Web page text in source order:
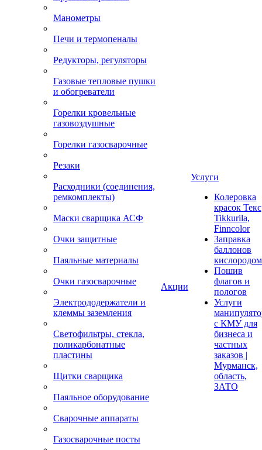
Манометры
Печи и термопеналы
Редукторы, регуляторы
Газовые тепловые пушки
и обогреватели
Горелки кровельные
газовоздушные
Горелки газосварочные
Резаки
Расходники (соединения,
ремкомплекты)
Маски сварщика АСФ
Очки защитные
Паяльные материалы
Очки газосварочные
Электрододержатели и
клеммы заземления
Светофильтры, стекла,
поликарбонатные
пластины
Щитки сварщика
Паяльное оборудование
Сварочные аппараты
Газосварочные посты
Акции
Услуги
Колеровка
красок
Tikkurila,
Finncolor
Заправка
баллонов
кислородом
Пошив
флагов и
пологов
Услуги
с КМУ для
бизнеса и
частных
заказов |
Мурманск,
область,
ЗАТО